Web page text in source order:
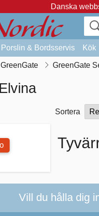
Danska
Porslin & Bordsservis Kök
GreenGate GreenGate
Sortera
Vill du hålla dig